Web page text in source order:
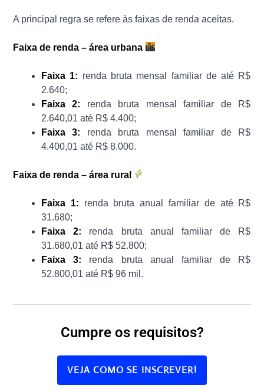
A principal regra se refere às faixas de renda aceitas.
Faixa de renda – área urbana
Faixa 1: renda bruta mensal familiar de até R$
2.640;
Faixa 2: renda bruta mensal familiar de R$
2.640,01 até R$ 4.400;
Faixa 3: renda bruta mensal familiar de R$
4.400,01 até R$ 8.000.
Faixa de renda – área rural
Faixa 1: renda bruta anual familiar de até R$
31.680;
Faixa 2: renda bruta anual familiar de R$
31.680,01 até R$ 52.800;
Faixa 3: renda bruta anual familiar de R$
52.800,01 até R$ 96 mil.
Cumpre os requisitos?
VEJA COMO SE INSCREVER!